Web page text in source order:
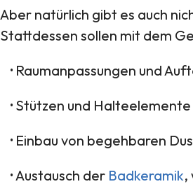
Aber natürlich gibt es auch
Stattdessen sollen mit dem
· Raumanpassungen und
· Stützen und
· Einbau von begehbaren
·Austausch der Badkeramik,